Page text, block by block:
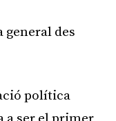
general des
política